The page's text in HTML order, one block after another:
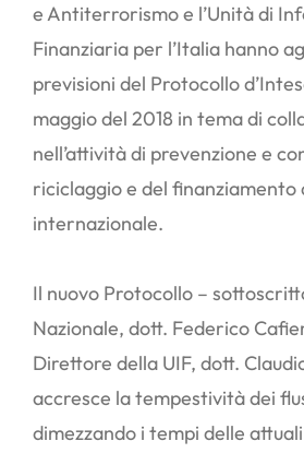
e Antiterrorismo e l’Unità di
Finanziaria per l’Italia hanno
previsioni del Protocollo
maggio del 2018 in tema di
nell’attività di prevenzione e
riciclaggio e del
internazionale.
Il nuovo Protocollo –
Nazionale, dott. Federico
Direttore della UIF, dott.
accresce la tempestività dei
dimezzando i tempi delle